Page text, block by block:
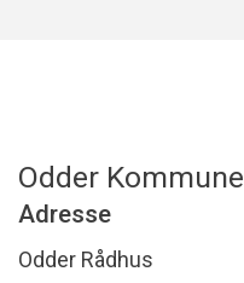
Odder Kommune
Adresse
Odder Rådhus